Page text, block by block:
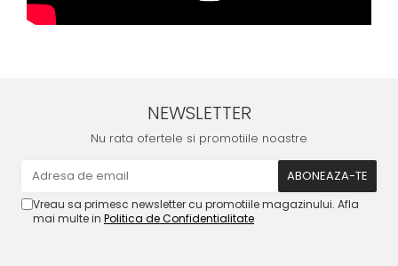
NEWSLETTER
Nu rata ofertele si promotiile noastre
Vreau sa primesc newsletter cu promotiile magazinului. Afla
mai multe in Politica de Confidentialitate